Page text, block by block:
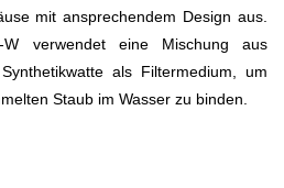
mit ansprechendem Design aus.
W verwendet eine Mischung aus
als Filtermedium, um
Staub im Wasser zu binden.